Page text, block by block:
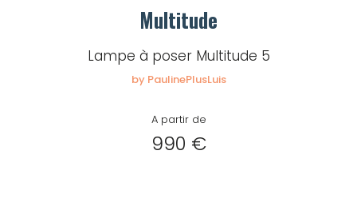
Multitude
Lampe à poser Multitude 5
by PaulinePlusLuis
A partir de
990 €